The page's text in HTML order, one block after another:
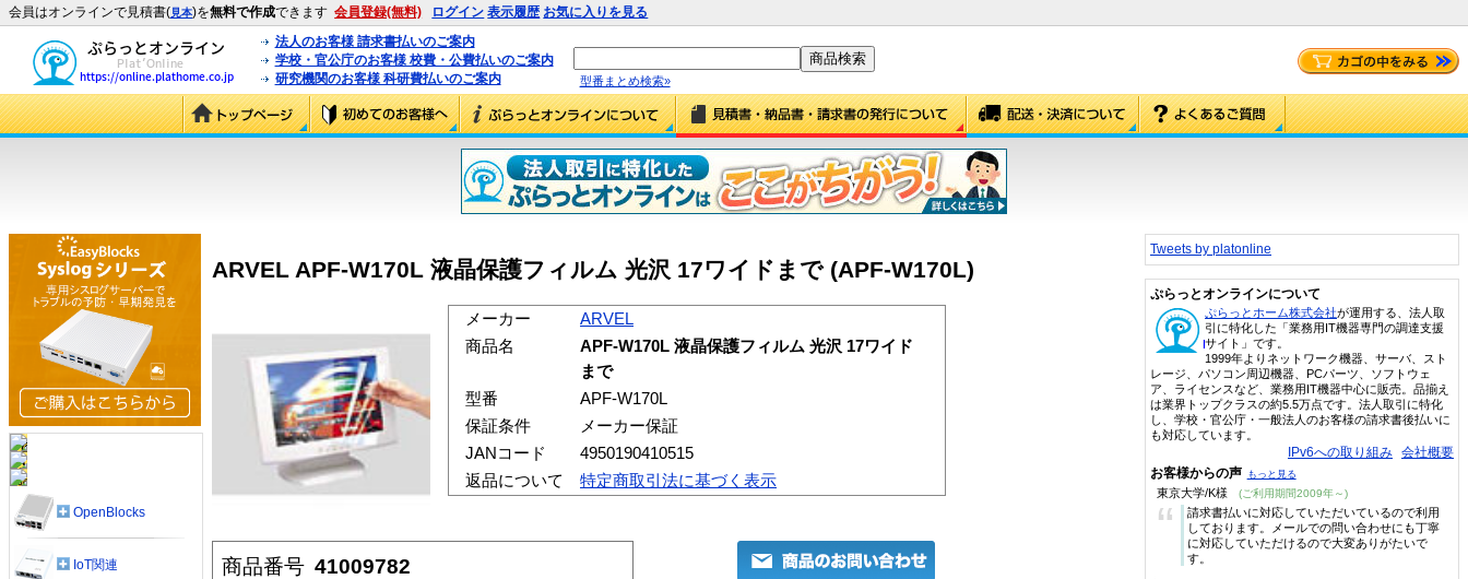
会員はオンラインで見積書(見本)を無料で作成できます 会員登録(無料) ログイン 表示履歴 お気に入りを見る
法人のお客様 請求書払いのご案内
学校・官公庁のお客様 校費・公費払いのご案内
研究機関のお客様 科研費払いのご案内
型番まとめ検索»
ARVEL APF-W170L 液晶保護フィルム 光沢 17ワイドまで (APF-W170L)
メーカー
ARVEL
商品名
APF-W170L 液晶保護フィルム 光沢 17ワイド
まで
型番
APF-W170L
保証条件
メーカー保証
JANコード
4950190410515
返品について
特定商取引法に基づく表示
商品番号 41009782
OpenBlocks
IoT関連
Tweets by platonline
ぷらっとオンラインについて
ぷらっとホーム株式会社が運用する、法人取
引に特化した「業務用IT機器専門の調達支援
サイト」です。
1999年よりネットワーク機器、サーバ、スト
レージ、パソコン周辺機器、PCパーツ、ソフトウェ
ア、ライセンスなど、業務用IT機器中心に販売。品揃え
は業界トップクラスの約5.5万点です。法人取引に特化
し、学校・官公庁・一般法人のお客様の請求書後払いに
も対応しています。
IPv6への取り組み 会社概要
お客様からの声 もっと見る
東京大学/K様 (ご利用期間2009年～)
“
請求書払いに対応していただいているので利用
しております。メールでの問い合わせにも丁寧
に対応していただけるので大変ありがたいで
す。